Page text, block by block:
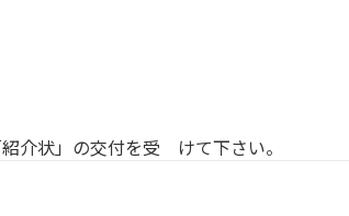
介状」の交付を受 けて下さい。